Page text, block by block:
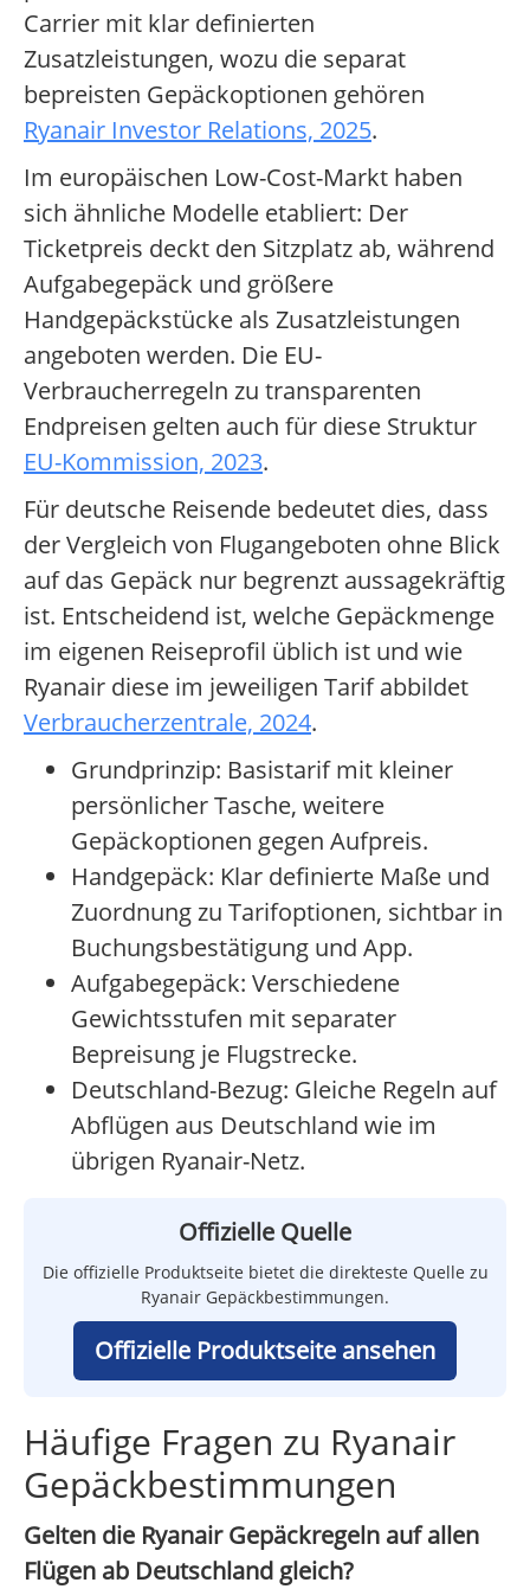
Carrier mit klar definierten
Zusatzleistungen, wozu die separat
bepreisten Gepäckoptionen gehören
Ryanair Investor Relations, 2025.
Im europäischen Low-Cost-Markt haben
sich ähnliche Modelle etabliert: Der
Ticketpreis deckt den Sitzplatz ab, während
Aufgabegepäck und größere
Handgepäckstücke als Zusatzleistungen
angeboten werden. Die EU-
Verbraucherregeln zu transparenten
Endpreisen gelten auch für diese Struktur
EU-Kommission, 2023.
Für deutsche Reisende bedeutet dies, dass
der Vergleich von Flugangeboten ohne Blick
auf das Gepäck nur begrenzt aussagekräftig
ist. Entscheidend ist, welche Gepäckmenge
im eigenen Reiseprofil üblich ist und wie
Ryanair diese im jeweiligen Tarif abbildet
Verbraucherzentrale, 2024.
Grundprinzip: Basistarif mit kleiner
persönlicher Tasche, weitere
Gepäckoptionen gegen Aufpreis.
Handgepäck: Klar definierte Maße und
Zuordnung zu Tarifoptionen, sichtbar in
Buchungsbestätigung und App.
Aufgabegepäck: Verschiedene
Gewichtsstufen mit separater
Bepreisung je Flugstrecke.
Deutschland-Bezug: Gleiche Regeln auf
Abflügen aus Deutschland wie im
übrigen Ryanair-Netz.
Offizielle Quelle
Die offizielle Produktseite bietet die direkteste Quelle zu
Ryanair Gepäckbestimmungen.
Offizielle Produktseite ansehen
Häufige Fragen zu Ryanair
Gepäckbestimmungen
Gelten die Ryanair Gepäckregeln auf allen
Flügen ab Deutschland gleich?